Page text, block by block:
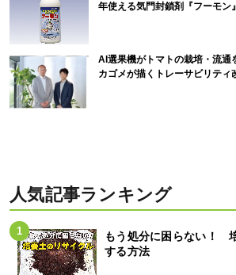
年使える気門封鎖剤『フーモン』
AI選果機がトマトの栽培・流通
カゴメが描くトレーサビリティ
人気記事ランキング
もう処分に困らない！
する方法